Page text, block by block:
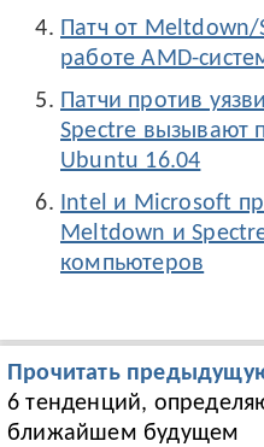
Патч от Meltdown/
работе AMD-
Патчи против
Spectre вызывают
Ubuntu 16.04
Intel и Microsoft
Meltdown и
компьютеров
Прочитать
6 тенденций,
ближайшем будущем